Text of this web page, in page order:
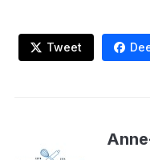
Tweet